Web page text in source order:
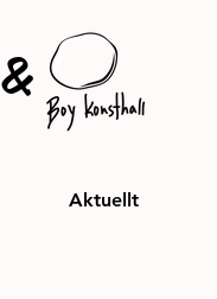
&
Aktuellt